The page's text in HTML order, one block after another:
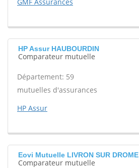
HP Assur HAUBOURDIN
Comparateur mutuelle
Département: 59
mutuelles d'assurances
HP Assur
Eovi Mutuelle LIVRON SUR DROME
Comparateur mutuelle